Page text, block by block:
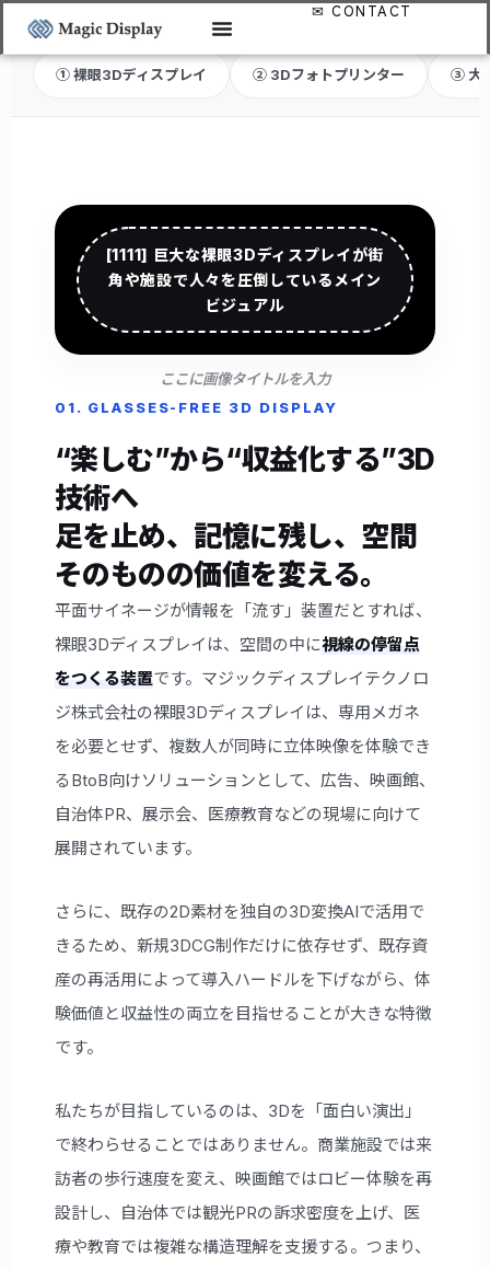
① 裸眼3Dディスプレイ ② 3Dフォトプリンター ③ 大
[1111] 巨大な裸眼3Dディスプレイが街
角や施設で人々を圧倒しているメイン
ビジュアル
ここに画像タイトルを入力
01. GLASSES-FREE 3D DISPLAY
“楽しむ”から“収益化する”3D
技術へ
足を止め、記憶に残し、空間
そのものの価値を変える。
平面サイネージが情報を「流す」装置だとすれば、
裸眼3Dディスプレイは、空間の中に視線の停留点
をつくる装置です。マジックディスプレイテクノロ
ジ株式会社の裸眼3Dディスプレイは、専用メガネ
を必要とせず、複数人が同時に立体映像を体験でき
るBtoB向けソリューションとして、広告、映画館、
自治体PR、展示会、医療教育などの現場に向けて
展開されています。
さらに、既存の2D素材を独自の3D変換AIで活用で
きるため、新規3DCG制作だけに依存せず、既存資
産の再活用によって導入ハードルを下げながら、体
験価値と収益性の両立を目指せることが大きな特徴
です。
私たちが目指しているのは、3Dを「面白い演出」
で終わらせることではありません。商業施設では来
訪者の歩行速度を変え、映画館ではロビー体験を再
設計し、自治体では観光PRの訴求密度を上げ、医
療や教育では複雑な構造理解を支援する。つまり、